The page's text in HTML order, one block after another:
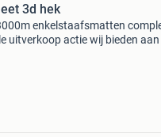
3d hek
enkelstaafsmatten
uitverkoop actie wij bieden